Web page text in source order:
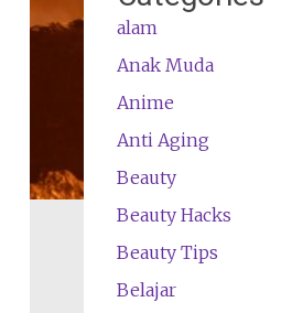
alam
Anak Muda
Anime
Anti Aging
Beauty
Beauty Hacks
Beauty Tips
Belajar